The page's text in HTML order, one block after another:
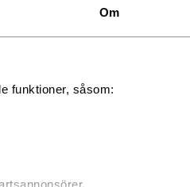
Om
funktioner, såsom: